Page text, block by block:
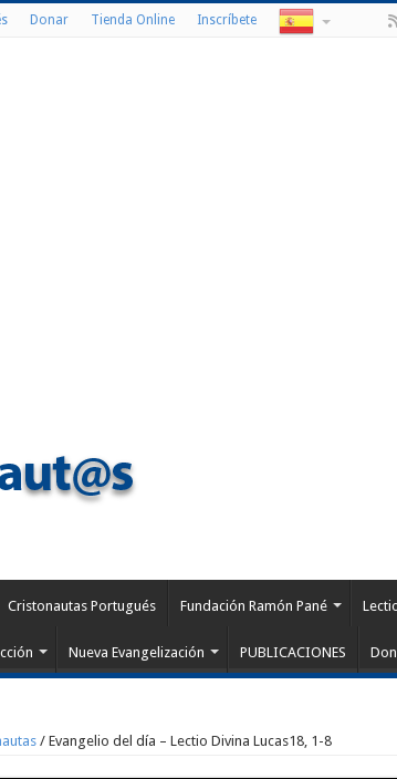
Donar Tienda Online Inscríbete
Cristonautas Portugués Fundación Ramón Pané
Nueva Evangelización PUBLICACIONES
/ Evangelio del día – Lectio Divina Lucas18, 1-8